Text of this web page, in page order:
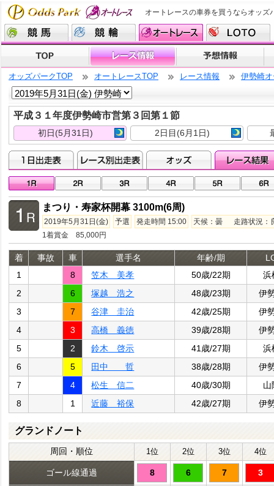
オートレースの車券を買うならオッズ
オッズパークTOP オートレースTOP レース情報 伊勢崎
平成３１年度伊勢崎市営第３回第１節
初日(5月31日) 2日目(6月1日)
まつり・寿家杯開幕 3100m(6周)
2019年5月31日(金) 予選 発走時間 15:00
天候：曇 走路状況
1着賞金 85,000円
着 事故 車 選手名 年齢/期
1
8 笠木 美孝 50歳/22期
浜
2
6 塚越 浩之 48歳/23期
伊
3
7 谷津 圭治 42歳/25期
伊
4
3 高橋 義徳 39歳/28期
伊
5
2 鈴木 啓示 41歳/27期
浜
6
5 田中 哲 38歳/28期
伊
7
4 松生 信二 40歳/30期
山
8
1 近藤 裕保 42歳/27期 伊
グランドノート
周回・順位 1位 2位 3位 4位
ゴール線通過 8 6 7 3